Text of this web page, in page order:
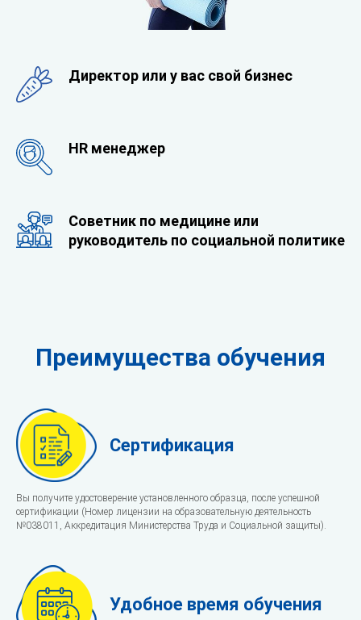
Директор или у вас свой бизнес
HR менеджер
Советник по медицине или
руководитель по социальной политике
Преимущества обучения
Сертификация
Вы получите удостоверение установленного образца, после успешной
сертификации (Номер лицензии на образовательную деятельность
№038011, Аккредитация Министерства Труда и Социальной защиты).
Удобное время обучения